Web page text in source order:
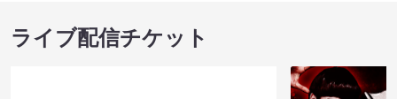
ライブ配信チケット